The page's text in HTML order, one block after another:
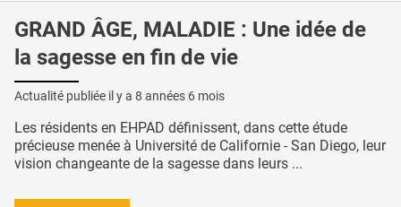
GRAND ÂGE, MALADIE : Une idée de
la sagesse en fin de vie
Actualité publiée il y a 8 années 6 mois
Les résidents en EHPAD définissent, dans cette étude
précieuse menée à Université de Californie - San Diego, leur
vision changeante de la sagesse dans leurs ...